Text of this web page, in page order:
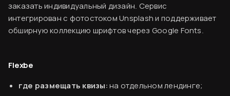
заказать индивидуальный дизайн. Сервис
интегрирован с фотостоком Unsplash и поддерживает
обширную коллекцию шрифтов через Google Fonts.
Flexbe
где размещать квизы:на отдельном лендинге;